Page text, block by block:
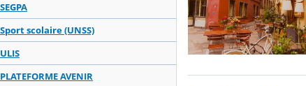
SEGPA
Sport scolaire (UNSS)
ULIS
PLATEFORME AVENIR